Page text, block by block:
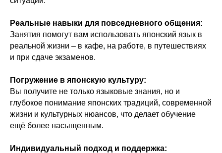
Реальные навыки для повседневного общения:
Занятия помогут вам использовать японский язык в
реальной жизни – в кафе, на работе, в путешествиях
и при сдаче экзаменов.
Погружение в японскую культуру:
Вы получите не только языковые знания, но и
глубокое понимание японских традиций, современной
жизни и культурных нюансов, что делает обучение
ещё более насыщенным.
Индивидуальный подход и поддержка: